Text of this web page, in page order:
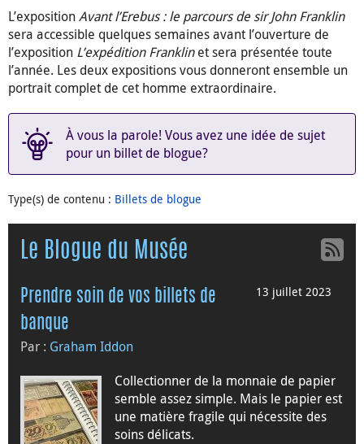
L’expositionAvant l’Erebus : le parcours de sir John Franklin
sera accessible quelques semaines avant l’ouverture de
l’exposition L’expédition Franklinet sera présentée toute
l’année. Les deux expositions vous donneront ensemble un
portrait complet de cet homme extraordinaire.
À vous la parole! Vous avez une idée de sujet
pour un billet de blogue?
Type(s) de contenu : Billets de blogue
Le Blogue du Musée
13 juillet 2023
Prendre soin de vos billets de
banque
Par : Graham Iddon
Collectionner de la monnaie de papier
semble assez simple. Mais le papier est
une matière fragile qui nécessite des
soins délicats.